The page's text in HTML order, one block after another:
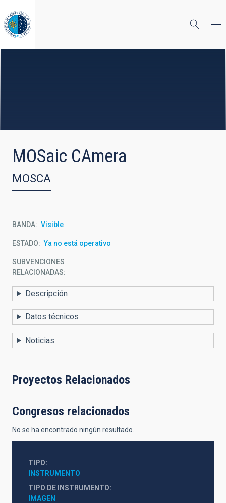
al
contenido
principal
MOSaic CAmera
MOSCA
BANDA Visible
ESTADO Ya no está operativo
SUBVENCIONES
RELACIONADAS:
Descripción
Datos técnicos
Noticias
Proyectos Relacionados
Congresos relacionados
No se ha encontrado ningún resultado.
TIPO
INSTRUMENTO
TIPO DE INSTRUMENTO
IMAGEN